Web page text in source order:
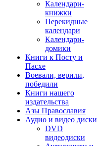
Календари-
книжки
Перекидные
календари
Календари-
домики
Книги к Посту и
Пасхе
Воевали, верили,
победили
Книги нашего
издательства
Азы Православия
Аудио и видео диски
DVD
видеодиски